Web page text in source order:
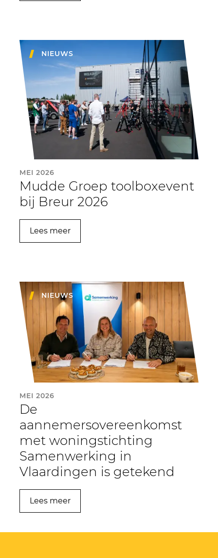
NIEUWS
MEI 2026
Mudde Groep toolboxevent
bij Breur 2026
Lees meer
NIEUWS
MEI 2026
De
aannemersovereenkomst
met woningstichting
Samenwerking in
Vlaardingen is getekend
Lees meer